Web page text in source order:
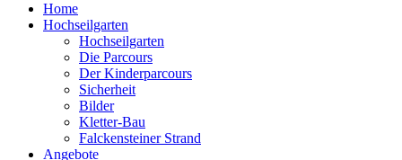
Home
Hochseilgarten
Hochseilgarten
Die Parcours
Der Kinderparcours
Sicherheit
Bilder
Kletter-Bau
Falckensteiner Strand
Angebote